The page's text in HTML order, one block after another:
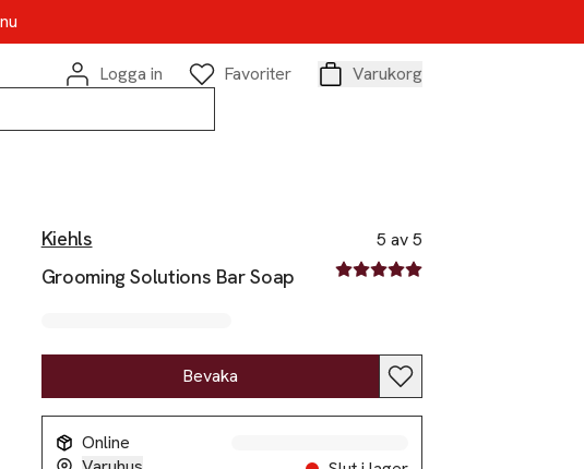
Logga in
Favoriter
Varukorg
Kiehls
Grooming Solutions Bar Soap
5 av 5
5 av fem stjärnor
Bevaka
Online